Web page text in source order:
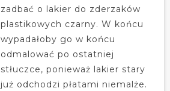
zadbać o lakier do zderzaków
plastikowych czarny. W końcu
wypadałoby go w końcu
odmalować po ostatniej
stłuczce, ponieważ lakier stary
już odchodzi płatami niemalże.